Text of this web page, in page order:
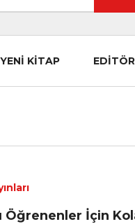
YENİ KİTAP
Öğrenenler İçin